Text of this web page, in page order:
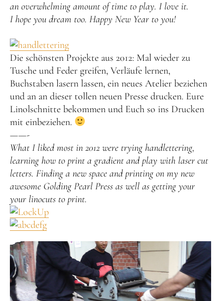
an overwhelming amount of time to play. I love it.
I hope you dream too. Happy New Year to you!
Die schönsten Projekte aus 2012: Mal wieder zu
Tusche und Feder greifen, Verläufe lernen,
Buchstaben lasern lassen, ein neues Atelier beziehen
und an an dieser tollen neuen Presse drucken. Eure
Linolschnitte bekommen und Euch so ins Drucken
mit einbeziehen.
——-
What I liked most in 2012 were trying handlettering,
learning how to print a gradient and play with laser cut
letters. Finding a new space and printing on my new
awesome Golding Pearl Press as well as getting your
your linocuts to print.